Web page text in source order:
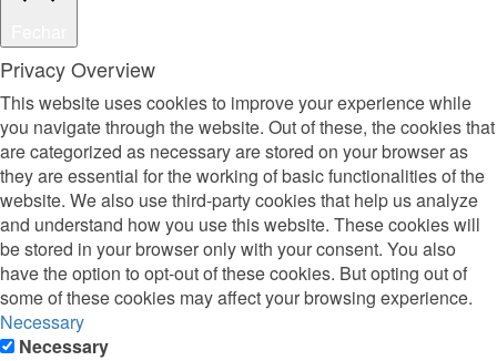
Privacy Overview
This website uses cookies to improve your experience while
you navigate through the website. Out of these, the cookies that
are categorized as necessary are stored on your browser as
they are essential for the working of basic functionalities of the
website. We also use third-party cookies that help us analyze
and understand how you use this website. These cookies will
be stored in your browser only with your consent. You also
have the option to opt-out of these cookies. But opting out of
some of these cookies may affect your browsing experience.
Necessary
Necessary